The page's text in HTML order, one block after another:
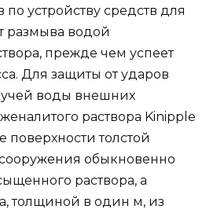
устройству средств для
размыва водой
прежде чем успеет
Для защиты от ударов
воды внешних
раствора Kinipple
толстой
обыкновенно
раствора, а
толщиной в один м, из